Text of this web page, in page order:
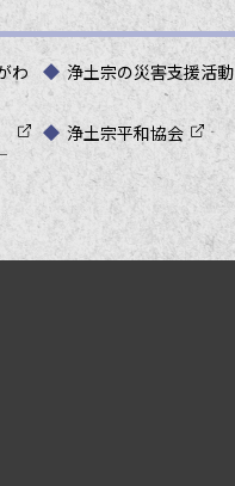
わ 浄土宗の災害支援活動
浄土宗平和協会